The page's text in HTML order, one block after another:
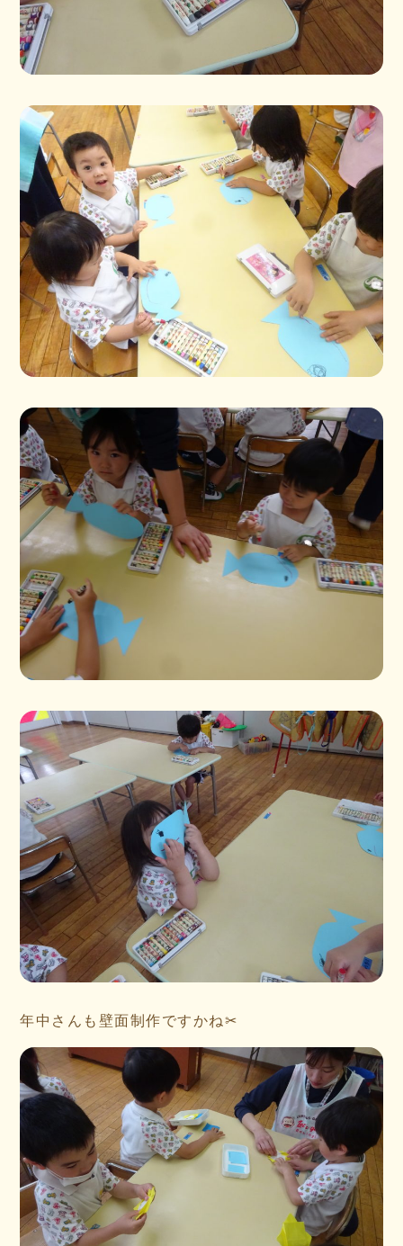
年中さんも壁面制作ですかね✂